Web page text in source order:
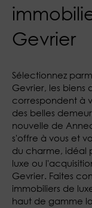
Gevrier
Sélectionnez
Gevrier, les
correspondent à
des belles
nouvelle de
s'offre à vous et
du charme, idéal
luxe ou
Gevrier. Faites
immobiliers de
haut de gamme